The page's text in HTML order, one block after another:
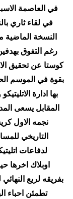
في العاصمة
في لقاء ثاري
رغم التفوق
كوستا عن تحقيق
بقوة في الموسم
بها ادارة
المقابل يسعى
نجمه الاول
لدفاعات
اوبلاك اخرها
بفريقه لربع
تطمئن احباء